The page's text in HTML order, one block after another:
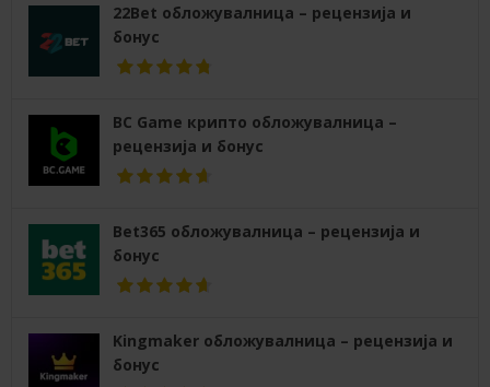
22Bet обложувалница – рецензија и
бонус
BC Game крипто обложувалница –
рецензија и бонус
Bet365 обложувалница – рецензија и
бонус
Kingmaker обложувалница – рецензија и
бонус